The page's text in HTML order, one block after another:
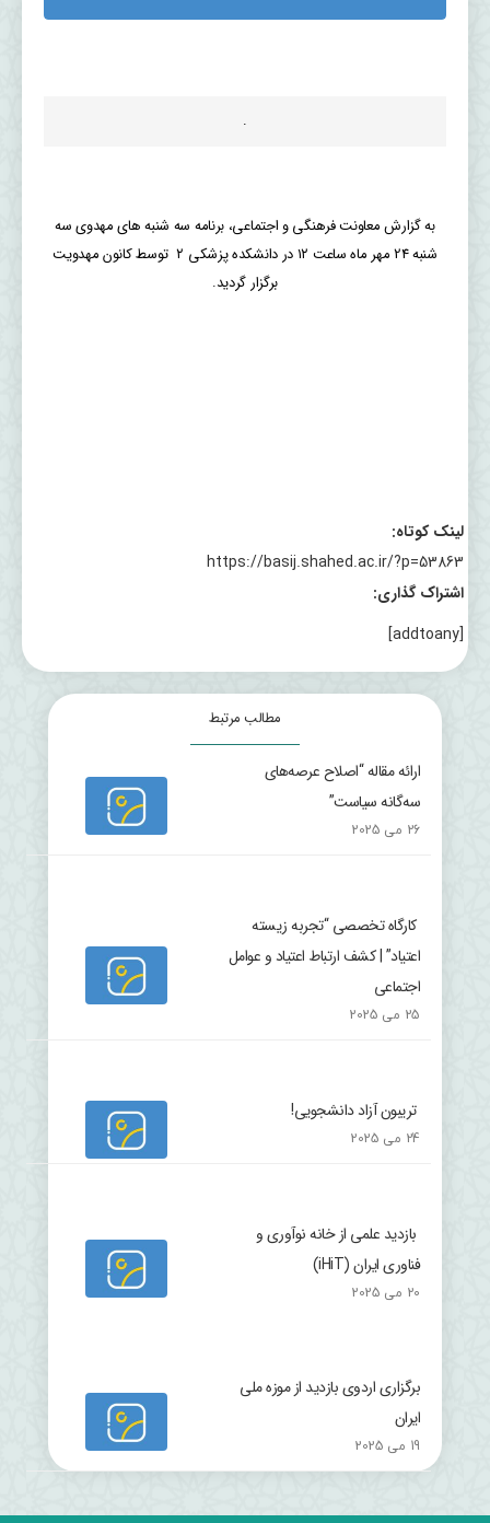
.
به گزارش معاونت فرهنگی و اجتماعی، برنامه سه شنبه های مهدوی سه
شنبه 24 مهر ماه ساعت ۱۲ در دانشکده پزشکی ۲ توسط کانون مهدویت
برگزار گردید.
لینک کوتاه:
https://basij.shahed.ac.ir/?p=53863
اشتراک گذاری:
[addtoany]
مطالب مرتبط
ارائه مقاله “اصلاح عرصه‌های
سه‌گانه سیاست”
26 می 2025
کارگاه تخصصی “تجربه زیسته
اعتیاد” | کشف ارتباط اعتیاد و عوامل
اجتماعی
25 می 2025
تریبون آزاد دانشجویی!
24 می 2025
بازدید علمی از خانه نوآوری و
فناوری ایران (iHiT)
20 می 2025
برگزاری اردوی بازدید از موزه ملی
ایران
19 می 2025